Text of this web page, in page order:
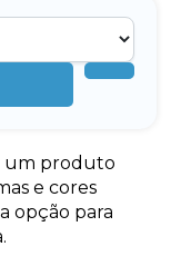
um produto
e cores
opção para